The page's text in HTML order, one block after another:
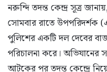
নরুন্দি তদন্ত কেন্দ্র সূত্র
সোমবার রাতে
পুলিশের একটি দল দেবের
পরিচালনা করে।
আটকের পর তদন্ত কেন্দ্রে